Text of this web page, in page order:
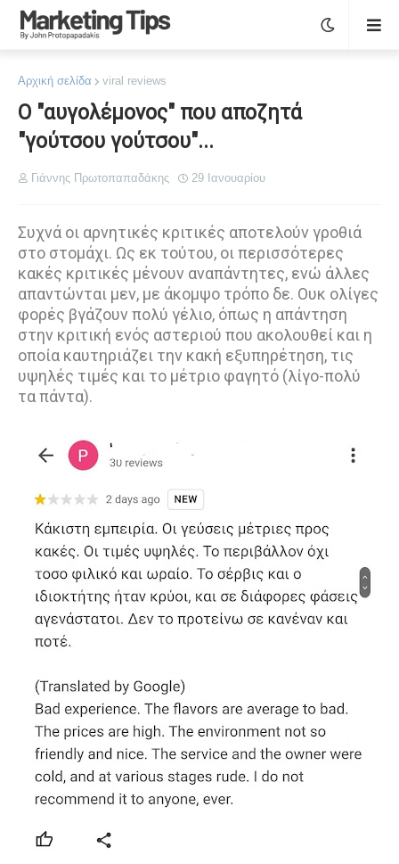
Αρχική σελίδα viral reviews
Ο "αυγολέμονος" που αποζητά
"γούτσου γούτσου"...
Γιάννης Πρωτοπαπαδάκης 29 Ιανουαρίου
Συχνά οι αρνητικές κριτικές αποτελούν γροθιά
στο στομάχι. Ως εκ τούτου, οι περισσότερες
κακές κριτικές μένουν αναπάντητες, ενώ άλλες
απαντώνται μεν, με άκομψο τρόπο δε. Ουκ ολίγες
φορές βγάζουν πολύ γέλιο, όπως η απάντηση
στην κριτική ενός αστεριού που ακολουθεί και η
οποία καυτηριάζει την κακή εξυπηρέτηση, τις
υψηλές τιμές και το μέτριο φαγητό (λίγο-πολύ
τα πάντα).